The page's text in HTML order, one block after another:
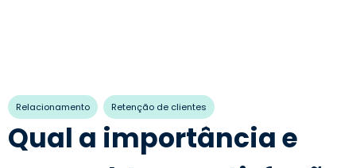
Relacionamento Retenção de clientes
Qual a importância e